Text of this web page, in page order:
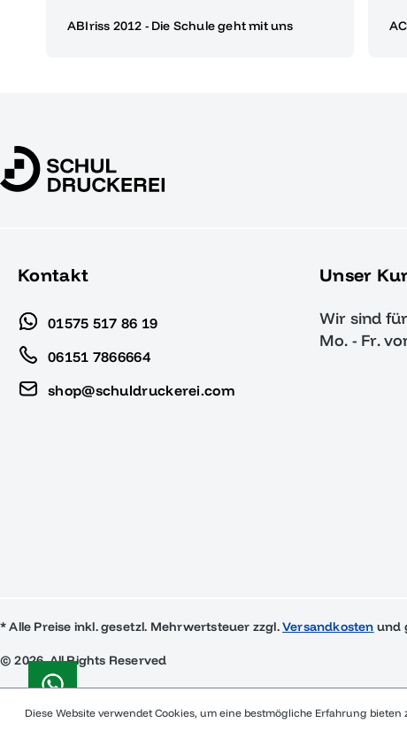
ABIriss 2012 - Die Schule geht mit uns
Kontakt
01575 517 86 19
06151 7866664
shop@schuldruckerei.com
Unser
Wir sind
Mo. - Fr.
* Alle Preise inkl. gesetzl. Mehrwertsteuer zzgl.Versandkosten und
© 2026, All Rights Reserved
Diese Website verwendet Cookies, um eine bestmögliche Erfahrung bieten